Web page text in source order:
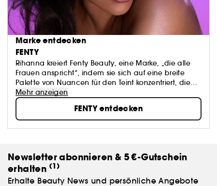
Marke entdecken
FENTY
Rihanna kreiert Fenty Beauty, eine Marke, „die alle
Frauen anspricht“, indem sie sich auf eine breite
Palette von Nuancen für den Teint konzentriert, die
traditionell schwer zu finden sind. Ihre Vision: „Fenty
Beauty wurde für jeden geschaffen - für Frauen aller
Hautfarben, Persönlichkeiten, Einstellungen und
Kulturen. Make-up soll Spaß machen und nicht aus
Zwang aufgelegt werden. Fühlt euch frei, Chancen
Mehr anzeigen
FENTY entdecken
Newsletter abonnieren & 5 €-Gutschein
erhalten (1)
Erhalte Beauty News und persönliche Angebote